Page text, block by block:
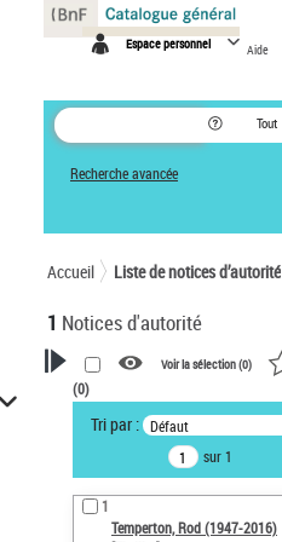
Espace personnel Aide
Tout
Recherche avancée
Accueil Liste de notices d’autorité
1 Notices d'autorité
VOTRE RECHERCHE
Recherche avancée dans les
notices d’autorité
Œuvres liées à l'auteur :
Temperton, Rod (1947-2016)
Voir la sélection (0)
(0)
Tri par : Défaut
sur 1
1
Temperton, Rod (1947-2016)
Panneau de gestion des cookies